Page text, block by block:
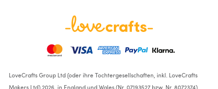
LoveCrafts Group Ltd (oder ihre Tochtergesellschaften, inkl. LoveCrafts
Makers Ltd) 2026, in England und Wales (Nr. 07193527 bzw. Nr. 8072374)